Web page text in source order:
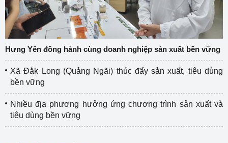
Hưng Yên đồng hành cùng doanh nghiệp sản xuất bền vững
Xã Đắk Long (Quảng Ngãi) thúc đẩy sản xuất, tiêu dùng
bền vững
Nhiều địa phương hưởng ứng chương trình sản xuất và
tiêu dùng bền vững